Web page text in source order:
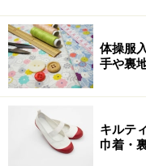
体操服
手や裏
キルテ
巾着・